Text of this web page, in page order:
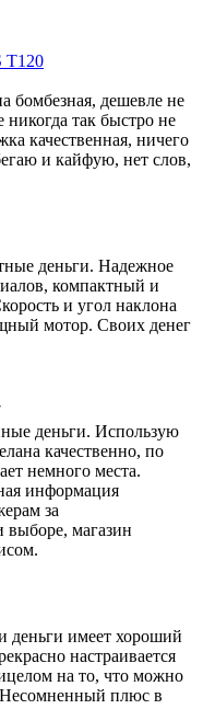
T120
бомбезная, дешевле не
никогда так быстро не
качественная, ничего
и кайфую, нет слов,
деньги. Надежное
компактный и
и угол наклона
мотор. Своих денег
деньги. Использую
качественно, по
немного места.
информация
за
выборе, магазин
деньги имеет хороший
настраивается
на то, что можно
Несомненный плюс в